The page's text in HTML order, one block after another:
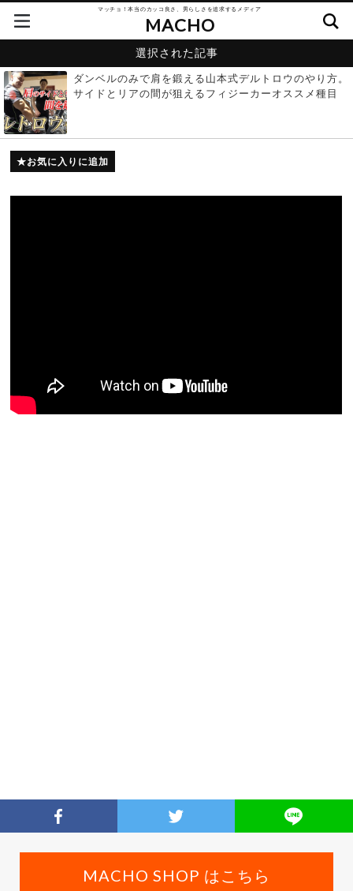
マッチョ！本当のカッコ良さ、男らしさを追求するメディア
MACHO
選択された記事
ダンベルのみで肩を鍛える山本式デルトロウのやり方。
サイドとリアの間が狙えるフィジーカーオススメ種目
お気に入りに追加
MACHO SHOP はこちら